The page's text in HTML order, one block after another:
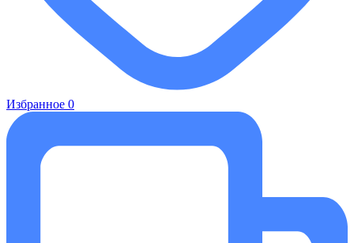
Избранное 0